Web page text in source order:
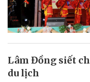
Lâm Đồng siết
du lịch